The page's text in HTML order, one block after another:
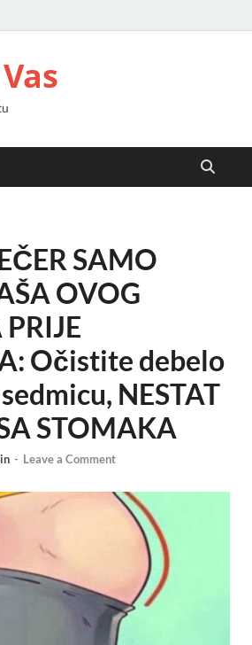
SAMO
OVOG
Očistite debelo
NESTAT
STOMAKA
- Leave a Comment